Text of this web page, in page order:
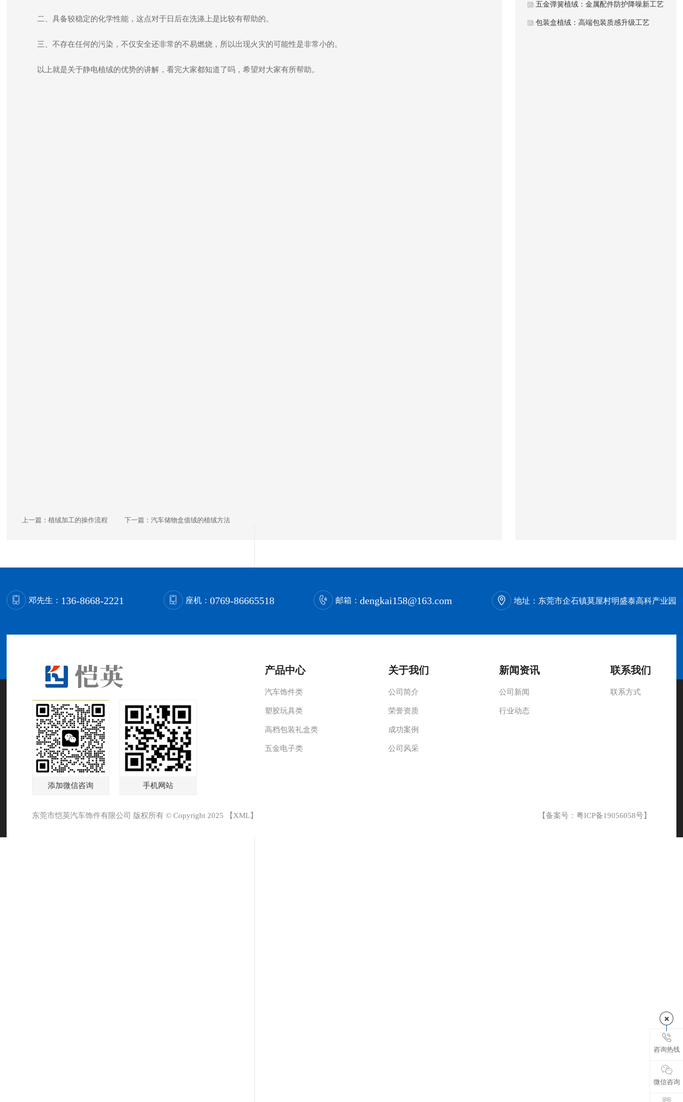
二、具备较稳定的化学性能，这点对于日后在洗涤上是比较有帮助的。
三、不存在任何的污染，不仅安全还非常的不易燃烧，所以出现火灾的可能性是非常小的。
以上就是关于静电植绒的优势的讲解，看完大家都知道了吗，希望对大家有所帮助。
上一篇：植绒加工的操作流程 下一篇：汽车储物盒值绒的植绒方法
五金弹簧植绒：金属配件防护降噪新工艺
包装盒植绒：高端包装质感升级工艺
邓先生： 136-8668-2221 座机： 0769-86665518 邮箱：dengkai158@163.com 地址： 东莞市企石镇莫屋村明盛泰高科产业园
添加微信咨询 手机网站
产品中心
汽车饰件类
塑胶玩具类
高档包装礼盒类
五金电子类
关于我们
公司简介
荣誉资质
成功案例
公司风采
新闻资讯
公司新闻
行业动态
联系我们
联系方式
东莞市恺英汽车饰件有限公司 版权所有 © Copyright 2025 【 XML】 【备案号： 粤ICP备19056058号】
咨询热线
微信咨询